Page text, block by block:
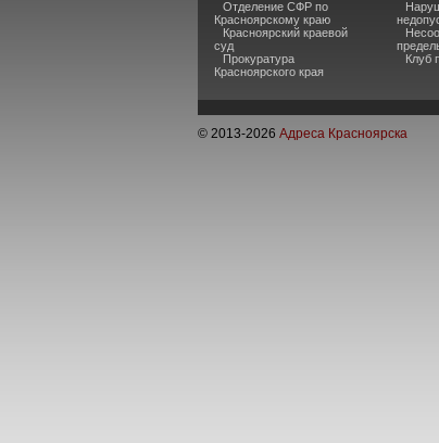
Отделение СФР по
Красноярскому краю
Красноярский краевой
суд
Прокуратура
Красноярского края
Клуб
© 2013-2026 Адреса Красноярска